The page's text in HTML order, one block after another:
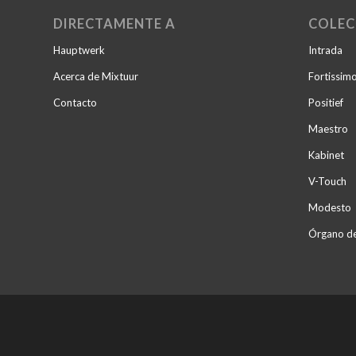
DIRECTAMENTE A
Hauptwerk
Acerca de Mixtuur
Contacto
Intrada
Fortissimo
Positief
Maestro
Kabinet
V-Touch
Modesto
Órgano